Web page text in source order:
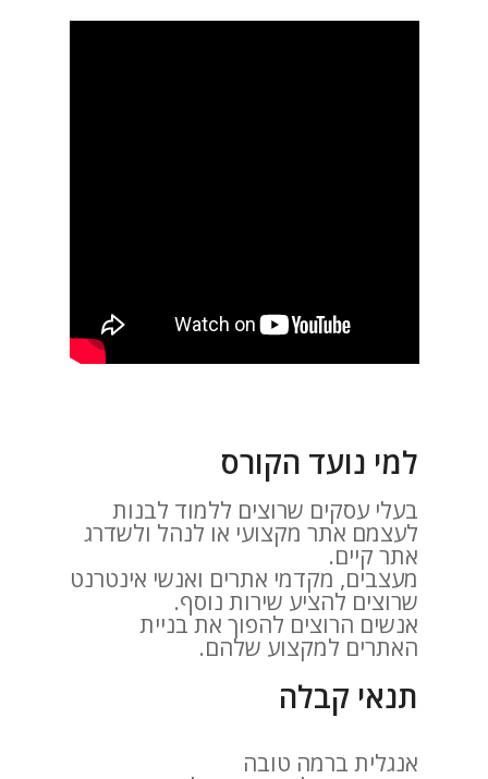
למי נועד הקורס
בעלי עסקים שרוצים ללמוד לבנות
לעצמם אתר מקצועי או לנהל ולשדרג
אתר קיים.
מעצבים, מקדמי אתרים ואנשי אינטרנט
שרוצים להציע שירות נוסף.
אנשים הרוצים להפוך את בניית
האתרים למקצוע שלהם.
תנאי קבלה
אנגלית ברמה טובה